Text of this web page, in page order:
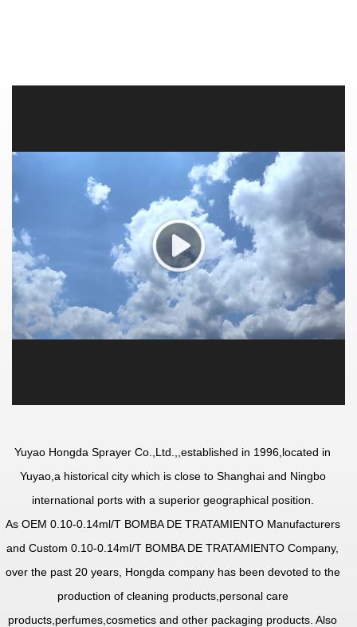
Yuyao Hongda Sprayer Co.,Ltd.,
,established in 1996,located in
Yuyao,a historical city which is close to Shanghai and Ningbo
international ports with a superior geographical position.
As OEM 0.10-0.14ml/T BOMBA DE TRATAMIENTO Manufacturers
and Custom 0.10-0.14ml/T BOMBA DE TRATAMIENTO Company,
over the past 20 years, Hongda company has been devoted to the
production of cleaning products,personal care
products,perfumes,cosmetics and other packaging products. Also